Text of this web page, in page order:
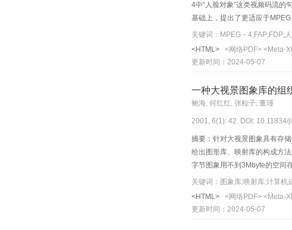
4中“人脸对象”这类视频码流
基础上，提出了更适应于
人脸视频序列。
<HTML>
<网络PDF> <Meta-
更新时间：2024-05-07
一种大视景图象库的组
鲍海, 何红红, 张粒子, 董瑾
2001, 6(1): 42. DOI: 10.11834/
摘要：针对大视景图象具有存
给出图形库、映射库的构成方
字节图象用不到3Mbyte的空间
关键词：图象库;映射库;计算机
<HTML>
<网络PDF> <Meta-
更新时间：2024-05-07